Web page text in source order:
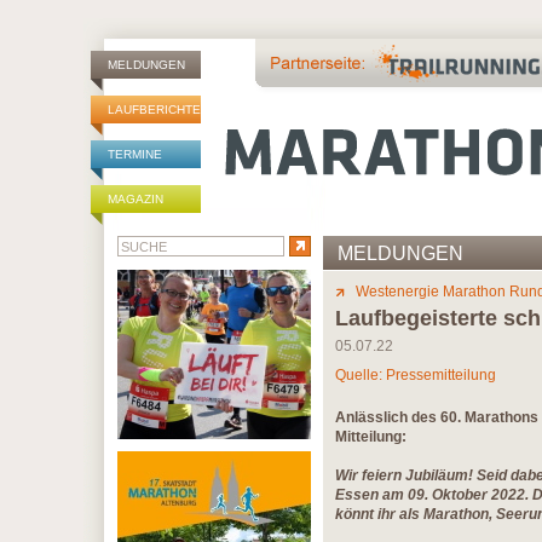
MELDUNGEN
LAUFBERICHTE
TERMINE
MAGAZIN
MELDUNGEN
Westenergie Marathon
Laufbegeisterte
05.07.22
Quelle: Pressemitteilung
Anlässlich des 60.
Mitteilung:
Wir feiern Jubiläum! Seid
Essen am 09. Oktober 2022.
könnt ihr als Marathon,